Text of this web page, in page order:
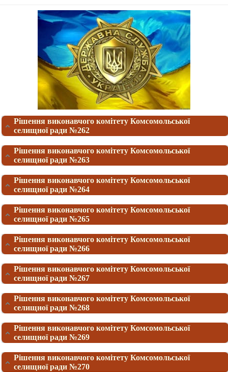
Рішення виконавчого комітету Комсомольської
селищної ради №262
Рішення виконавчого комітету Комсомольської
селищної ради №263
Рішення виконавчого комітету Комсомольської
селищної ради №264
Рішення виконавчого комітету Комсомольської
селищної ради №265
Рішення виконавчого комітету Комсомольської
селищної ради №266
Рішення виконавчого комітету Комсомольської
селищної ради №267
Рішення виконавчого комітету Комсомольської
селищної ради №268
Рішення виконавчого комітету Комсомольської
селищної ради №269
Рішення виконавчого комітету Комсомольської
селищної ради №270